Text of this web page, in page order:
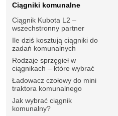
Ciągniki komunalne
Ciągnik Kubota L2 –
wszechstronny partner
Ile dziś kosztują ciągniki do
zadań komunalnych
Rodzaje sprzęgieł w
ciągnikach – które wybrać
Ładowacz czołowy do mini
traktora komunalnego
Jak wybrać ciągnik
komunalny?